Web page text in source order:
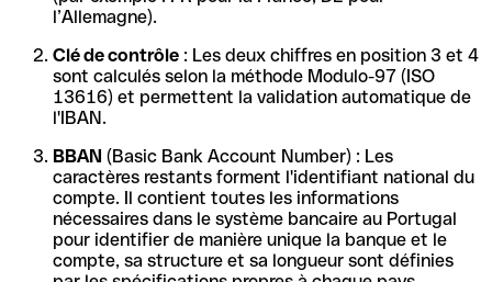
l’Allemagne).
Clé de contrôle : Les deux chiffres en position 3 et 4
sont calculés selon la méthode Modulo-97 (ISO
13616) et permettent la validation automatique de
l'IBAN.
BBAN (Basic Bank Account Number) : Les
caractères restants forment l'identifiant national du
compte. Il contient toutes les informations
nécessaires dans le système bancaire au Portugal
pour identifier de manière unique la banque et le
compte, sa structure et sa longueur sont définies